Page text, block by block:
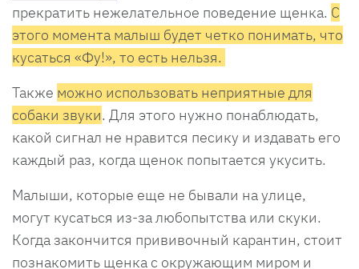
прекратить нежелательное поведение щенка. С
этого момента малыш будет четко понимать, что
кусаться «Фу!», то есть нельзя.
Также можно использовать неприятные для
собаки звуки. Для этого нужно понаблюдать,
какой сигнал не нравится песику и издавать его
каждый раз, когда щенок попытается укусить.
Малыши, которые еще не бывали на улице,
могут кусаться из-за любопытства или скуки.
Когда закончится прививочный карантин, стоит
познакомить щенка с окружающим миром и